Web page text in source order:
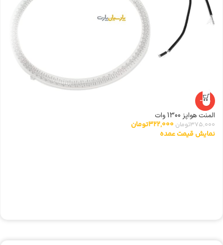
-14%
المنت هواپز 1300 وات
375,000تومان 322,000تومان
نمایش قیمت عمده